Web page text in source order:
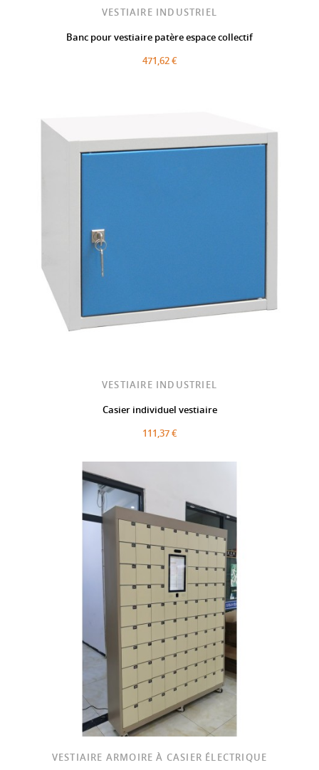
VESTIAIRE INDUSTRIEL
Banc pour vestiaire patère espace collectif
471,62 €
VESTIAIRE INDUSTRIEL
Casier individuel vestiaire
111,37 €
VESTIAIRE ARMOIRE À CASIER ÉLECTRIQUE